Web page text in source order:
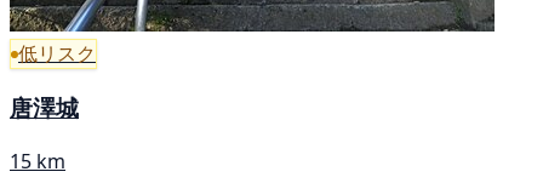
低リスク
唐澤城
15 km